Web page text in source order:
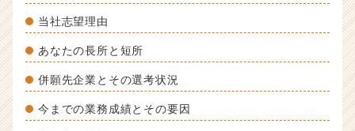
r
e
e
r）
当社志望理由
あなたの長所と短所
併願先企業とその選考状況
今までの業務成績とその要因